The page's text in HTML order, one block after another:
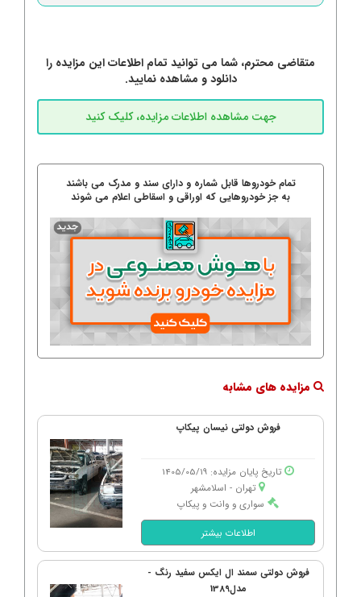
متقاضی محترم، شما می توانید تمام اطلاعات این مزایده را
دانلود و مشاهده نمایید.
تمام خودروها قابل شماره و دارای سند و مدرک می باشند
به جز خودروهایی که اوراقی و اسقاطی اعلام می شوند
مزایده های مشابه
فروش دولتی نیسان پیکاپ
تاریخ پایان مزایده: 1405/05/19
تهران - اسلامشهر
سواری و وانت و پیکاپ
اطلاعات بیشتر
فروش دولتی سمند ال ایکس سفید رنگ -
مدل1389